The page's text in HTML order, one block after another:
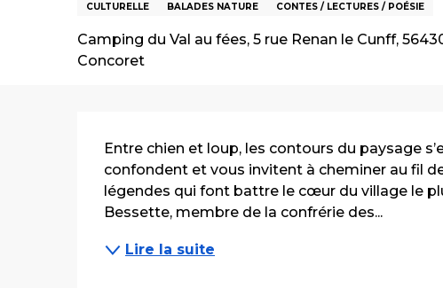
CULTURELLE BALADES NATURE CONTES / LECTURES / POÉSIE
Camping du Val au fées, 5 rue Renan le Cunff,
Concoret
Description
Entre chien et loup, les contours du paysage
confondent et vous invitent à cheminer au fil
légendes qui font battre le cœur du village le
Bessette, membre de la confrérie des...
Lire la suite